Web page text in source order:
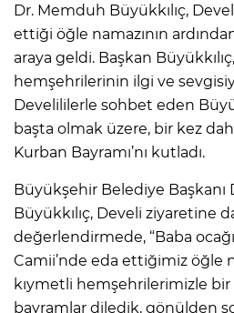
Dr. Memduh Büyükkılıç,
ettiği öğle namazının
araya geldi. Başkan
hemşehrilerinin ilgi ve
Develililerle sohbet eden
başta olmak üzere, bir kez
Kurban Bayramı’nı kutladı.
Büyükşehir Belediye Başkanı
Büyükkılıç, Develi ziyaretine
değerlendirmede, “Baba
Camii’nde eda ettiğimiz öğle
kıymetli hemşehrilerimizle bir
bayramlar diledik, gönülden